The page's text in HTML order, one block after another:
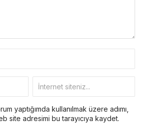
yaptığımda kullanılmak üzere adımı,
site adresimi bu tarayıcıya kaydet.